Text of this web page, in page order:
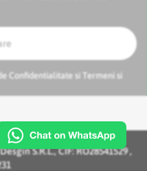
Confidentialitate si
Termeni si
S.R.L., CIF: RO28541529 ,